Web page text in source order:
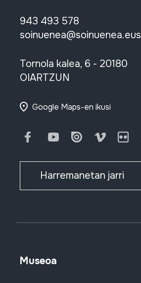
943 493 578
soinuenea@soinuenea.eus
Tornola kalea, 6 - 20180
OIARTZUN
Google Maps-en ikusi
FacebookYoutubeIssuu Vimeo
Harremanetan jarri
Museoa